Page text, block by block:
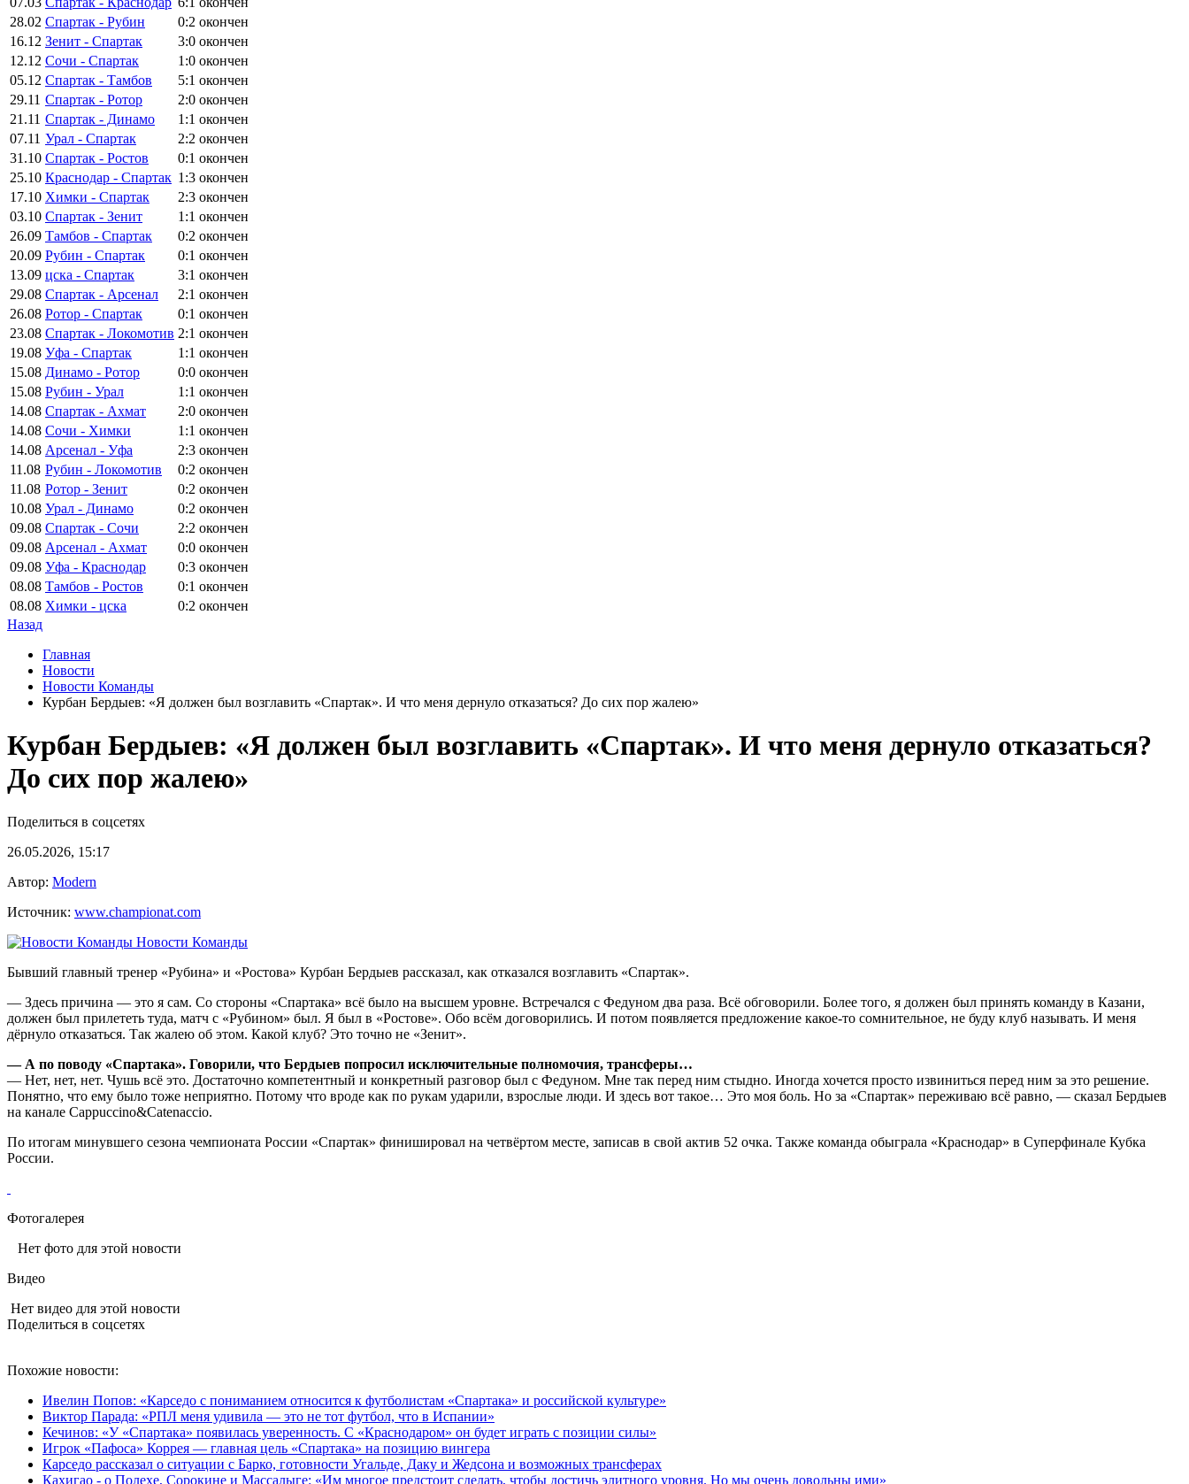
28.02 Спартак - Рубин 0:2 окончен
16.12 Зенит - Спартак 3:0 окончен
12.12 Сочи - Спартак 1:0 окончен
05.12 Спартак - Тамбов 5:1 окончен
29.11 Спартак - Ротор 2:0 окончен
21.11 Спартак - Динамо 1:1 окончен
07.11 Урал - Спартак 2:2 окончен
31.10 Спартак - Ростов 0:1 окончен
25.10 Краснодар - Спартак 1:3 окончен
17.10 Химки - Спартак 2:3 окончен
03.10 Спартак - Зенит 1:1 окончен
26.09 Тамбов - Спартак 0:2 окончен
20.09 Рубин - Спартак 0:1 окончен
13.09 цска - Спартак 3:1 окончен
29.08 Спартак - Арсенал 2:1 окончен
26.08 Ротор - Спартак 0:1 окончен
23.08 Спартак - Локомотив 2:1 окончен
19.08 Уфа - Спартак 1:1 окончен
15.08 Динамо - Ротор 0:0 окончен
15.08 Рубин - Урал 1:1 окончен
14.08 Спартак - Ахмат 2:0 окончен
14.08 Сочи - Химки 1:1 окончен
14.08 Арсенал - Уфа 2:3 окончен
11.08 Рубин - Локомотив 0:2 окончен
11.08 Ротор - Зенит 0:2 окончен
10.08 Урал - Динамо 0:2 окончен
09.08 Спартак - Сочи 2:2 окончен
09.08 Арсенал - Ахмат 0:0 окончен
09.08 Уфа - Краснодар 0:3 окончен
08.08 Тамбов - Ростов 0:1 окончен
08.08 Химки - цска 0:2 окончен
Назад
Главная
Новости
Новости Команды
Курбан Бердыев: «Я должен был возглавить «Спартак». И что меня дернуло отказаться? До сих пор жалею»
Курбан Бердыев: «Я должен был возглавить «Спартак». И что меня дернуло отказаться?
До сих пор жалею»
Поделиться в соцсетях
26.05.2026, 15:17
Автор: Modern
Источник: www.championat.com
Новости Команды
Бывший главный тренер «Рубина» и «Ростова» Курбан Бердыев рассказал, как отказался возглавить «Спартак».
— Здесь причина — это я сам. Со стороны «Спартака» всё было на высшем уровне. Встречался с Федуном два раза. Всё обговорили. Более того, я должен был принять команду в Казани,
должен был прилететь туда, матч с «Рубином» был. Я был в «Ростове». Обо всём договорились. И потом появляется предложение какое-то сомнительное, не буду клуб называть. И меня
дёрнуло отказаться. Так жалею об этом. Какой клуб? Это точно не «Зенит».
— А по поводу «Спартака». Говорили, что Бердыев попросил исключительные полномочия, трансферы…
— Нет, нет, нет. Чушь всё это. Достаточно компетентный и конкретный разговор был с Федуном. Мне так перед ним стыдно. Иногда хочется просто извиниться перед ним за это решение.
Понятно, что ему было тоже неприятно. Потому что вроде как по рукам ударили, взрослые люди. И здесь вот такое… Это моя боль. Но за «Спартак» переживаю всё равно, — сказал Бердыев
на канале Cappuccino&Catenaccio.
По итогам минувшего сезона чемпионата России «Спартак» финишировал на четвёртом месте, записав в свой актив 52 очка. Также команда обыграла «Краснодар» в Суперфинале Кубка
России.
Фотогалерея
Нет фото для этой новости
Видео
Нет видео для этой новости
Поделиться в соцсетях
Похожие новости:
Ивелин Попов: «Карседо с пониманием относится к футболистам «Спартака» и российской культуре»
Виктор Парада: «РПЛ меня удивила — это не тот футбол, что в Испании»
Кечинов: «У «Спартака» появилась уверенность. С «Краснодаром» он будет играть с позиции силы»
Игрок «Пафоса» Коррея — главная цель «Спартака» на позицию вингера
Карседо рассказал о ситуации с Барко, готовности Угальде, Даку и Жедсона и возможных трансферах
Кахигао - о Полехе, Сорокине и Массалыге: «Им многое предстоит сделать, чтобы достичь элитного уровня. Но мы очень довольны ими»